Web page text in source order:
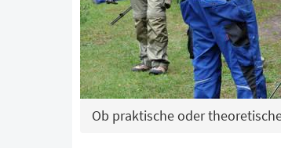
Ob praktische oder